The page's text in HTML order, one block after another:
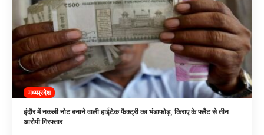
मध्यप्रदेश
इंदौर में नकली नोट बनाने वाली हाईटेक फैक्ट्री का भंडाफोड़, किराए के फ्लैट से तीन
आरोपी गिरफ्तार